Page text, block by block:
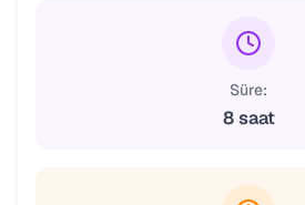
Süre:
8 saat